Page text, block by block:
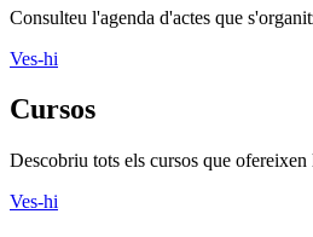
Consulteu l'agenda d'actes que
Ves-hi
Cursos
Descobriu tots els cursos que ofereixen
Ves-hi